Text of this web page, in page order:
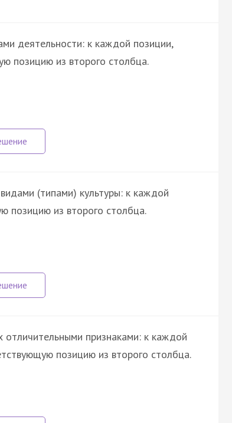
деятельности: к каждой позиции,
позицию из второго столбца.
(типами) культуры: к каждой
позицию из второго столбца.
признаками: к каждой
позицию из второго столбца.